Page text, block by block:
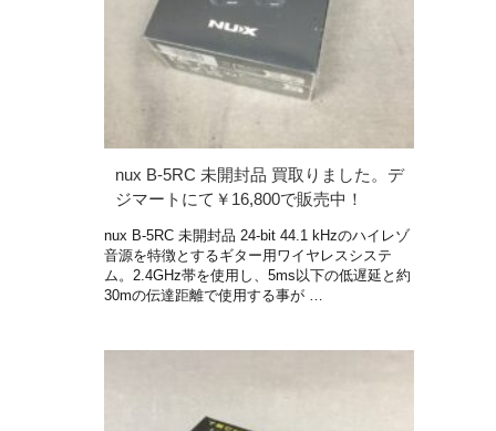
nux B-5RC 未開封品 買取りました。デ
ジマートにて￥16,800で販売中！
nux B-5RC 未開封品 24-bit 44.1 kHzのハイレゾ
音源を特徴とするギター用ワイヤレスシステ
ム。2.4GHz帯を使用し、5ms以下の低遅延と約
30mの伝達距離で使用する事が …